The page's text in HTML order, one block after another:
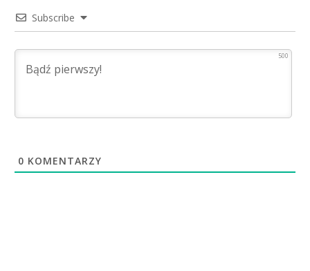
Subscribe
500
0 KOMENTARZY